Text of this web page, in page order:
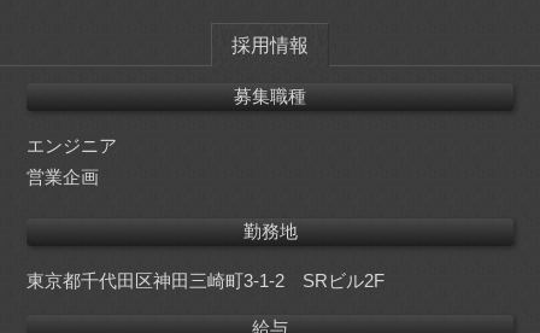
採用情報
募集職種
エンジニア
営業企画
勤務地
東京都千代田区神田三崎町3-1-2 SRビル2F
給与